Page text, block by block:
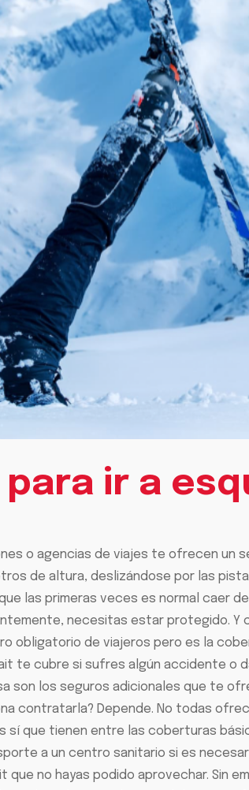
ir a
o agencias de viajes te ofrecen
de altura, deslizándose por las
las primeras veces es normal caer
necesitas estar protegido. Y
obligatorio de viajeros pero es la
te cubre si sufres algún accidente o
son los seguros adicionales que te
contratarla? Depende. No todas
que tienen entre las coberturas
a un centro sanitario si es
no hayas podido aprovechar. Sin